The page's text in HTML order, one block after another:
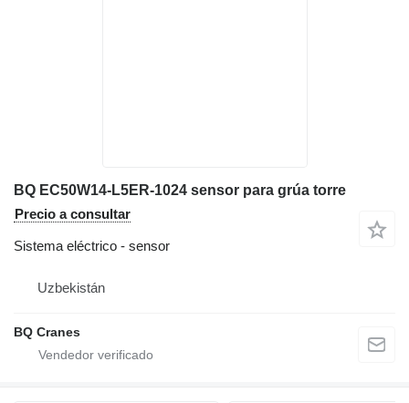
BQ EC50W14-L5ER-1024 sensor para grúa torre
Precio a consultar
Sistema eléctrico - sensor
Uzbekistán
BQ Cranes